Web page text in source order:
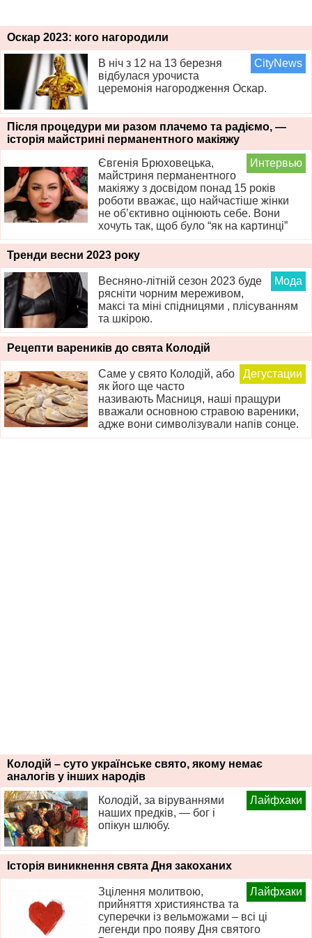
Оскар 2023: кого нагородили
CityNews
В ніч з 12 на 13 березня
відбулася урочиста
церемонія нагородження Оскар.
Після процедури ми разом плачемо та радіємо, —
історія майстрині перманентного макіяжу
Интервью
Євгенія Брюховецька,
майстриня перманентного
макіяжу з досвідом понад 15 років
роботи вважає, що найчастіше жінки
не об’єктивно оцінюють себе. Вони
хочуть так, щоб було “як на картинці”
Тренди весни 2023 року
Мода
Весняно-літній сезон 2023 буде
рясніти чорним мереживом,
максі та міні спідницями , плісуванням
та шкірою.
Рецепти вареників до свята Колодій
Дегустации
Саме у свято Колодій, або
як його ще часто
називають Масниця, наші пращури
вважали основною стравою вареники,
адже вони символізували напів сонце.
Колодій – суто українське свято, якому немає
аналогів у інших народів
Лайфхаки
Колодій, за віруваннями
наших предків, — бог і
опікун шлюбу.
Історія виникнення свята Дня закоханих
Лайфхаки
Зцілення молитвою,
прийняття християнства та
суперечки із вельможами – всі ці
легенди про появу Дня святого